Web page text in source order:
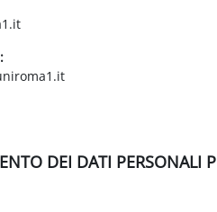
DEI DATI PERSONALI